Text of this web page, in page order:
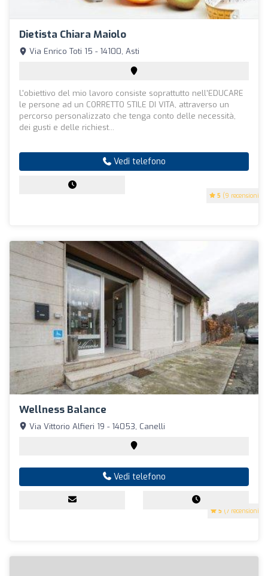
Dietista Chiara Maiolo
5 (9 recensioni)
Via Enrico Toti 15 - 14100, Asti
L'obiettivo del mio lavoro consiste soprattutto nell'EDUCARE
le persone ad un CORRETTO STILE DI VITA, attraverso un
percorso personalizzato che tenga conto delle necessità,
dei gusti e delle richiest...
Vedi telefono
Wellness Balance
5 (7 recensioni)
Via Vittorio Alfieri 19 - 14053, Canelli
Vedi telefono